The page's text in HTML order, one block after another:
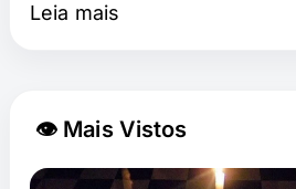
Leia mais
👁 Mais Vistos